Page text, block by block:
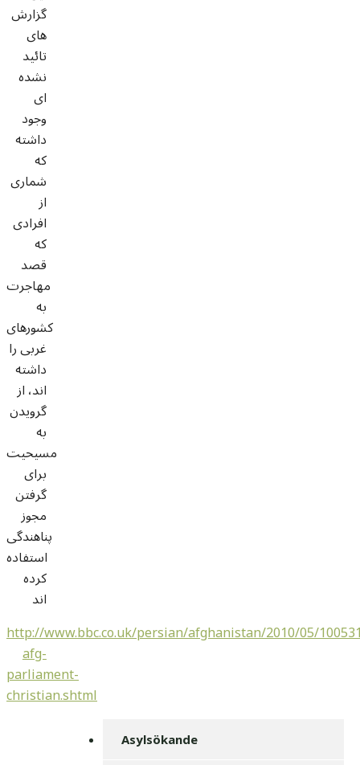
گزارش
های
تائید
نشده
ای
وجود
داشته
که
شماری
از
افرادی
که
قصد
مهاجرت
به
کشورهای
غربی را
داشته
اند، از
گرویدن
به
مسیحیت
برای
گرفتن
مجوز
پناهندگی
استفاده
کرده
اند
http://www.bbc.co.uk/persian/afghanistan/2010/05/
afg-
parliament-
christian.shtml
Asylsökande